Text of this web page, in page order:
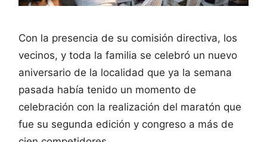
Con la presencia de su comisión directiva, los
vecinos, y toda la familia se celebró un nuevo
aniversario de la localidad que ya la semana
pasada había tenido un momento de
celebración con la realización del maratón que
fue su segunda edición y congreso a más de